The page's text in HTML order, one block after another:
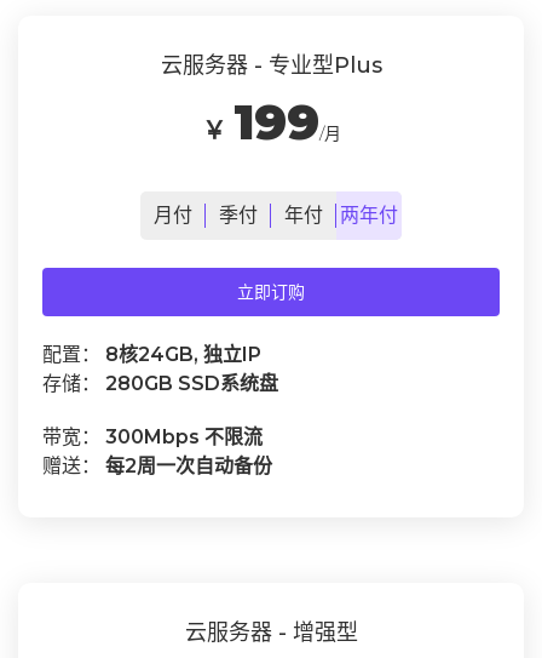
云服务器 - 专业型Plus
￥ 199/月
月 付 季付 年付 两年付
立即订购
配置： 8核24GB, 独立IP
存储： 280GB SSD系统盘
带宽： 300Mbps 不限流
赠送： 每2周一次自动备份
云服务器 - 增强型